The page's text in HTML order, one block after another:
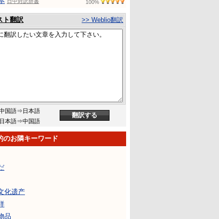
100%
ト翻訳 >> Weblio翻訳
国語⇒日本語
本語⇒中国語
のお隣キーワード
化遗产
品